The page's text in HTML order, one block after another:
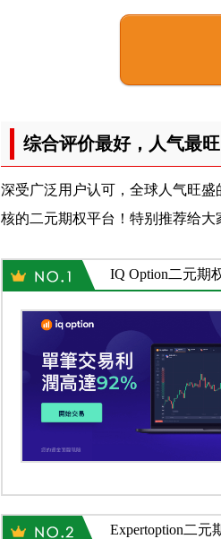
综合评价最好，人气最
深受广泛用户认可，全球人气旺
核的二元期权平台！特别推荐给大
IQ Option二元期
Expertoption二元